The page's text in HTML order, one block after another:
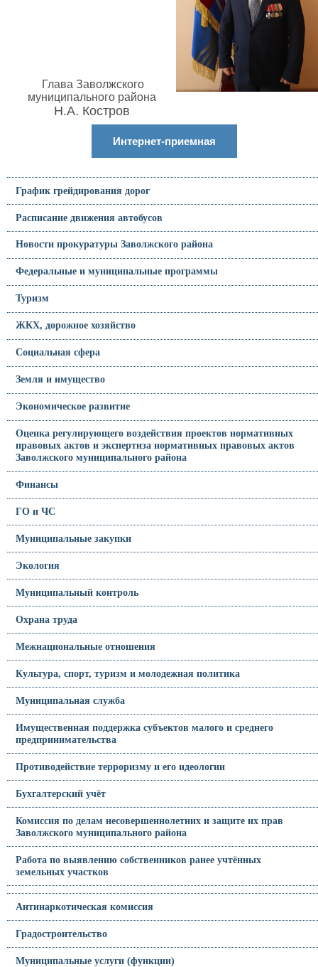
Глава Заволжского
муниципального района
Н.А. Костров
Интернет-приемная
График грейдирования дорог
Расписание движения автобусов
Новости прокуратуры Заволжского района
Федеральные и муниципальные программы
Туризм
ЖКХ, дорожное хозяйство
Социальная сфера
Земля и имущество
Экономическое развитие
Оценка регулирующего воздействия проектов нормативных
правовых актов и экспертиза нормативных правовых актов
Заволжского муниципального района
Финансы
ГО и ЧС
Муниципальные закупки
Экология
Муниципальный контроль
Охрана труда
Межнациональные отношения
Культура, спорт, туризм и молодежная политика
Муниципальная служба
Имущественная поддержка субъектов малого и среднего
предпринимательства
Противодействие терроризму и его идеологии
Бухгалтерский учёт
Комиссия по делам несовершеннолетних и защите их прав
Заволжского муниципального района
Работа по выявлению собственников ранее учтённых
земельных участков
Антинаркотическая комиссия
Градостроительство
Муниципальные услуги (функции)